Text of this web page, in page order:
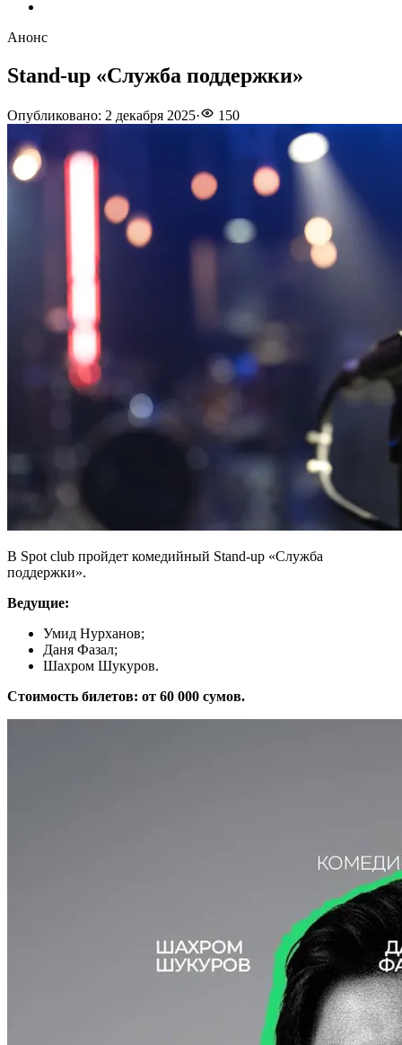
Анонс
Stand-up «Служба поддержки»
Опубликовано: 2 декабря 2025· 150
В Spot club пройдет комедийный Stand-up «Служба
поддержки».
Ведущие:
Умид Нурханов;
Даня Фазал;
Шахром Шукуров.
Стоимость билетов: от 60 000 сумов.